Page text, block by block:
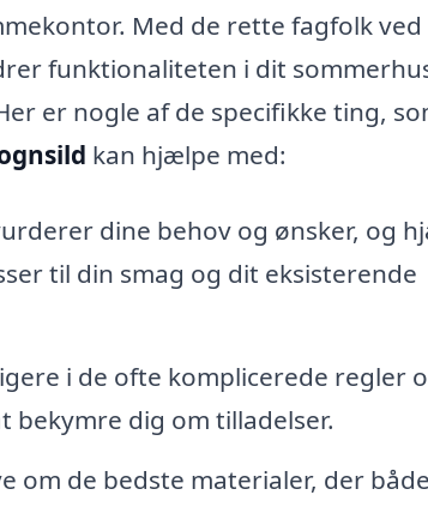
Med de rette fagfolk ved
funktionaliteten i dit
er nogle af de specifikke ting,
kan hjælpe med:
dine behov og ønsker, og
til din smag og dit eksisterende
i de ofte komplicerede regler
dig om tilladelser.
om de bedste materialer, der